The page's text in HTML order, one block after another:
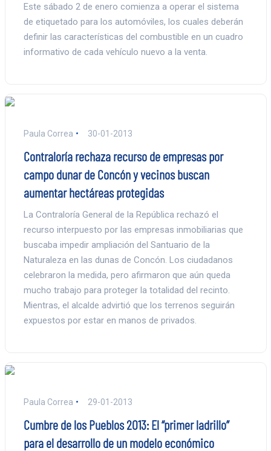
Este sábado 2 de enero comienza a operar el sistema
de etiquetado para los automóviles, los cuales deberán
definir las características del combustible en un cuadro
informativo de cada vehículo nuevo a la venta.
Paula Correa 30-01-2013
Contraloría rechaza recurso de empresas por
campo dunar de Concón y vecinos buscan
aumentar hectáreas protegidas
La Contraloría General de la República rechazó el
recurso interpuesto por las empresas inmobiliarias que
buscaba impedir ampliación del Santuario de la
Naturaleza en las dunas de Concón. Los ciudadanos
celebraron la medida, pero afirmaron que aún queda
mucho trabajo para proteger la totalidad del recinto.
Mientras, el alcalde advirtió que los terrenos seguirán
expuestos por estar en manos de privados.
Paula Correa 29-01-2013
Cumbre de los Pueblos 2013: El “primer ladrillo”
para el desarrollo de un modelo económico